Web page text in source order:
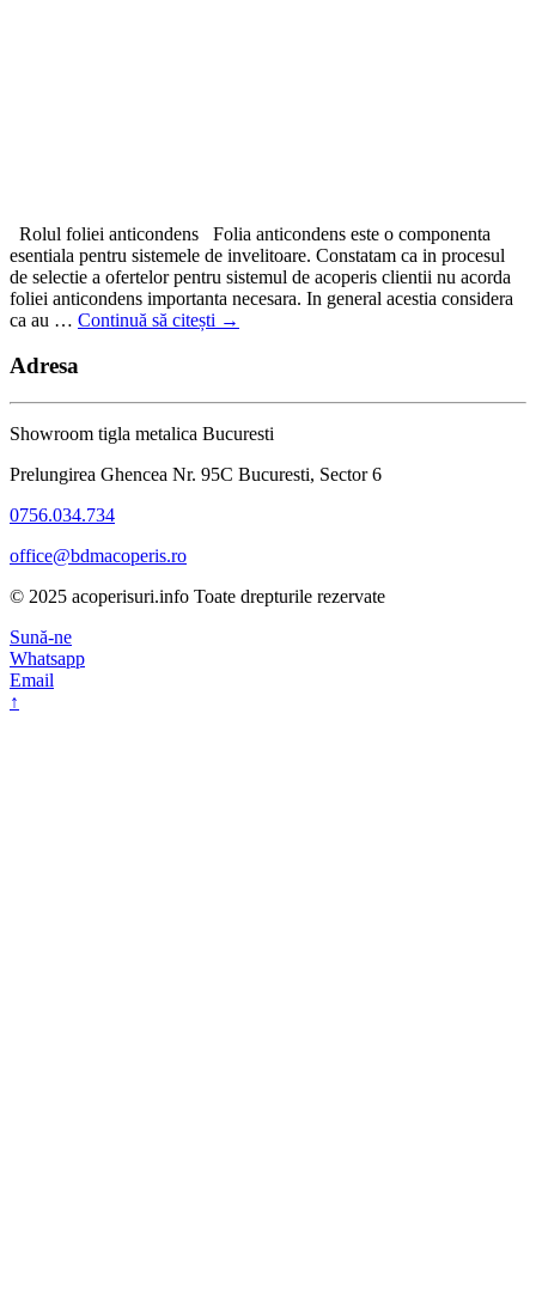
Rolul foliei anticondens Folia anticondens este o componenta
esentiala pentru sistemele de invelitoare. Constatam ca in procesul
de selectie a ofertelor pentru sistemul de acoperis clientii nu acorda
foliei anticondens importanta necesara. In general acestia considera
ca au … Continuă să citești →
Adresa
Showroom tigla metalica Bucuresti
Prelungirea Ghencea Nr. 95C Bucuresti, Sector 6
0756.034.734
office@bdmacoperis.ro
© 2025 acoperisuri.info Toate drepturile rezervate
Sună-ne
Whatsapp
Email
↑